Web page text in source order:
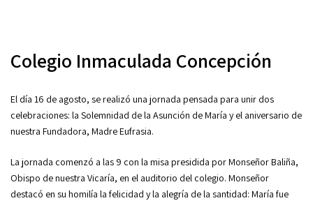
Colegio Inmaculada Concepción
El día 16 de agosto, se realizó una jornada pensada para unir dos
celebraciones: la Solemnidad de la Asunción de María y el aniversario de
nuestra Fundadora, Madre Eufrasia.
La jornada comenzó a las 9 con la misa presidida por Monseñor Baliña,
Obispo de nuestra Vicaría, en el auditorio del colegio. Monseñor
destacó en su homilía la felicidad y la alegría de la santidad: María fue